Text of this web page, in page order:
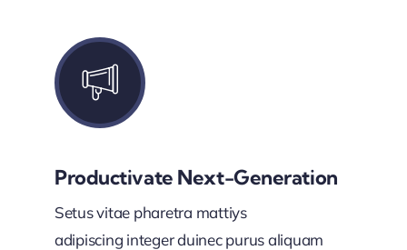
Productivate Next-Generation
Setus vitae pharetra mattiys
adipiscing integer duinec purus aliquam